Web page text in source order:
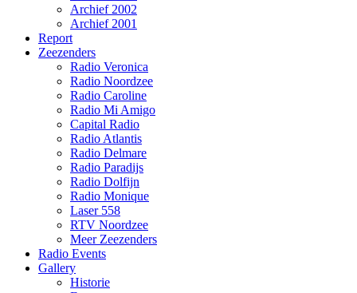
Archief 2002
Archief 2001
Report
Zeezenders
Radio Veronica
Radio Noordzee
Radio Caroline
Radio Mi Amigo
Capital Radio
Radio Atlantis
Radio Delmare
Radio Paradijs
Radio Dolfijn
Radio Monique
Laser 558
RTV Noordzee
Meer Zeezenders
Radio Events
Gallery
Historie